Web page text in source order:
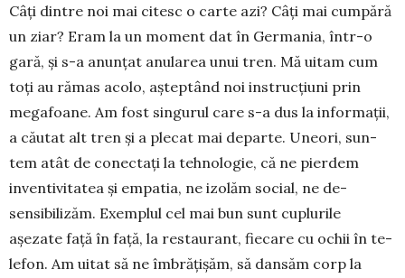
Câți dintre noi mai citesc o carte azi? Câți mai cumpără
un ziar? Eram la un moment dat în Germania, într-o
gară, și s-a anunțat anularea unui tren. Mă uitam cum
toți au rămas acolo, așteptând noi instrucțiuni prin
mega­foane. Am fost singurul care s-a dus la informații,
a căutat alt tren și a plecat mai departe. Uneori, sun­
tem atât de conectați la tehnologie, că ne pierdem
inventivitatea și empatia, ne izolăm social, ne de­
sensibilizăm. Exemplul cel mai bun sunt cuplurile
așezate față în față, la restaurant, fiecare cu ochii în te­
lefon. Am uitat să ne îmbrățișăm, să dansăm corp la